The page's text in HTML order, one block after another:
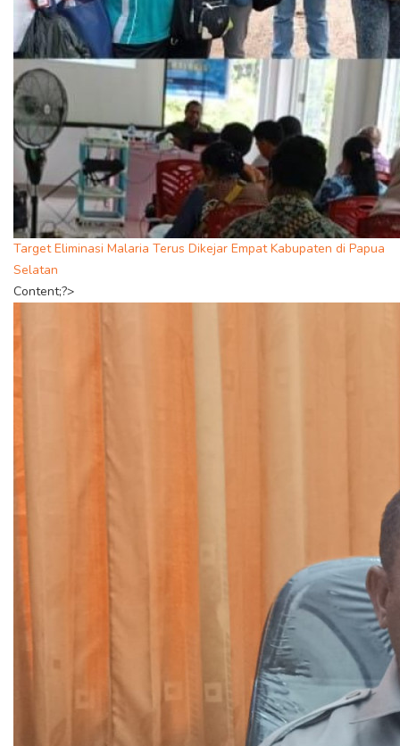
Target Eliminasi Malaria Terus Dikejar Empat Kabupaten di Papua
Selatan
Content;?>